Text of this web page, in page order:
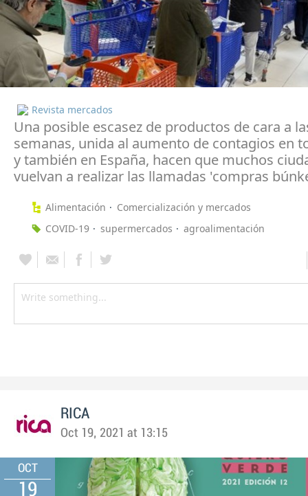
Revista mercados
Una posible escasez de productos de cara a
semanas, unida al aumento de contagios en
y también en España, hacen que muchos
vuelvan a realizar las llamadas 'compras
Alimentación
Comercialización y mercados
COVID-19
supermercados agroalimentación
RICA
Oct 19, 2021 at 13:15
OCT
19